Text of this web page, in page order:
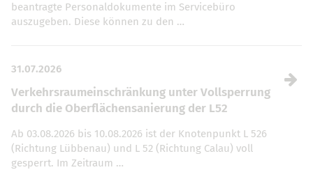
beantragte Personaldokumente im Servicebüro
auszugeben. Diese können zu den …
31.07.2026
Verkehrsraumeinschränkung unter Vollsperrung
durch die Oberflächensanierung der L52
Ab 03.08.2026 bis 10.08.2026 ist der Knotenpunkt L 526
(Richtung Lübbenau) und L 52 (Richtung Calau) voll
gesperrt. Im Zeitraum …